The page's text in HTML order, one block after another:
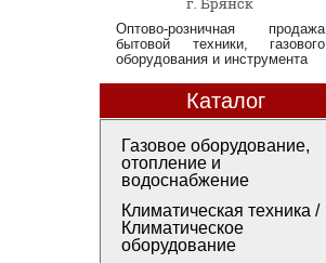
Оптово-розничная продажа
бытовой техники, газового
оборудования и инструмента
Каталог
Газовое оборудование,
отопление и
водоснабжение
Климатическая техника /
Климатическое
оборудование